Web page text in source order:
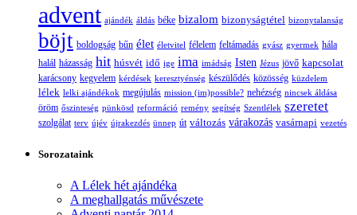
advent ajándék áldás béke bizalom bizonyságtétel bizonytalanság
böjt boldogság bűn élet életvitel félelem feltámadás gyász gyermek hála
halál házasság hit húsvét idő ige ima imádság Isten Jézus jövő kapcsolat
karácsony kegyelem kérdések keresztyénség készülődés közösség küzdelem
lélek lelki ajándékok megújulás mission (im)possible? nehézség nincsek áldása
öröm őszinteség pünkösd reformáció remény segítség Szentlélek szeretet
szolgálat terv újév újrakezdés ünnep út változás várakozás vasárnapi vezetés
Sorozataink
A Lélek hét ajándéka
A meghallgatás művészete